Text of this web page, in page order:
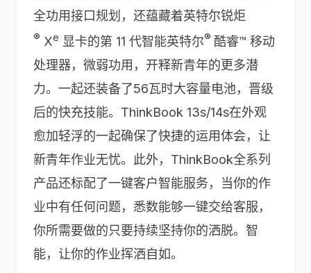
全功用接口规划，还蕴藏着英特尔锐炬
® Xe 显卡的第 11 代智能英特尔® 酷睿™ 移动
处理器，微弱功用，开释新青年的更多潜
力。一起还装备了56瓦时大容量电池，晋级
后的快充技能。ThinkBook 13s/14s在外观
愈加轻浮的一起确保了快捷的运用体会，让
新青年作业无忧。此外，ThinkBook全系列
产品还标配了一键客户智能服务，当你的作
业中有任何问题，悉数能够一键交给客服，
你所需要做的只要持续坚持你的洒脱。智
能，让你的作业挥洒自如。